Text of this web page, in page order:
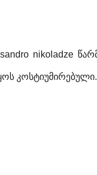
nikoladze
კოსტიუმირებული.